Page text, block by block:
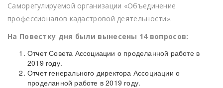
Саморегулируемой организации «Объединение
профессионалов кадастровой деятельности».
На Повестку дня были вынесены 14 вопросов:
Отчет Совета Ассоциации о проделанной работе в
2019 году.
Отчет генерального директора Ассоциации о
проделанной работе в 2019 году.